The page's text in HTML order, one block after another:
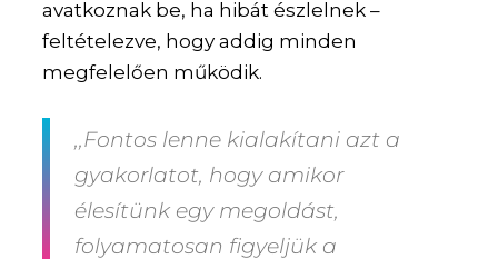
avatkoznak be, ha hibát észlelnek –
feltételezve, hogy addig minden
megfelelően működik.
,,Fontos lenne kialakítani azt a
gyakorlatot, hogy amikor
élesítünk egy megoldást,
folyamatosan figyeljük a